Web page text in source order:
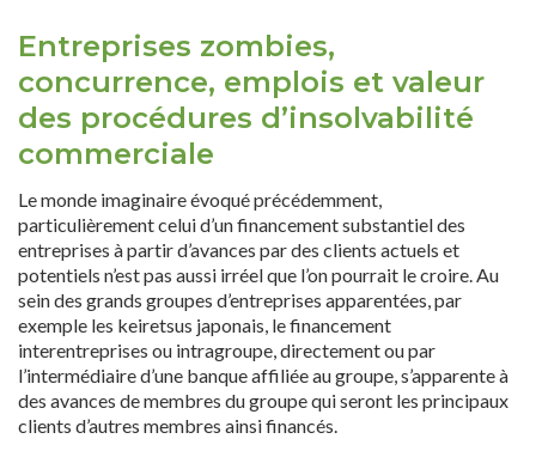
Entreprises zombies,
concurrence, emplois et valeur
des procédures d’insolvabilité
commerciale
Le monde imaginaire évoqué précédemment,
particulièrement celui d’un financement substantiel des
entreprises à partir d’avances par des clients actuels et
potentiels n’est pas aussi irréel que l’on pourrait le croire. Au
sein des grands groupes d’entreprises apparentées, par
exemple les keiretsus japonais, le financement
interentreprises ou intragroupe, directement ou par
l’intermédiaire d’une banque affiliée au groupe, s’apparente à
des avances de membres du groupe qui seront les principaux
clients d’autres membres ainsi financés.